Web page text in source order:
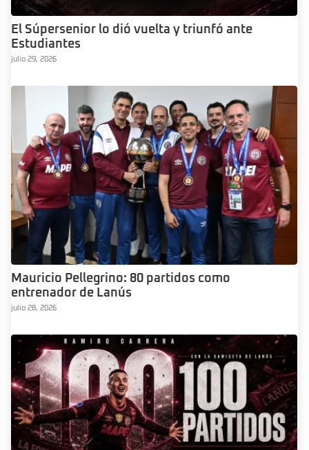
El Súpersenior lo dió vuelta y triunfó ante
Estudiantes
julio 29, 2026
Mauricio Pellegrino: 80 partidos como
entrenador de Lanús
julio 28, 2026